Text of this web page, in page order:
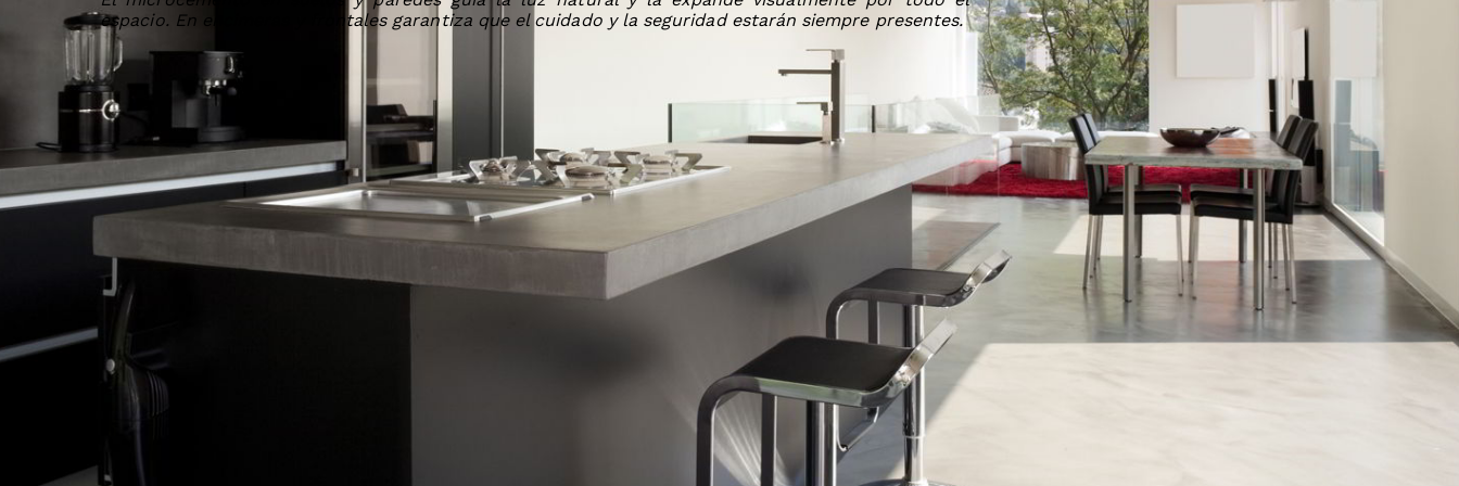
espacio. En encimeras y frontales garantiza que el cuidado y la seguridad estarán siempre presentes.